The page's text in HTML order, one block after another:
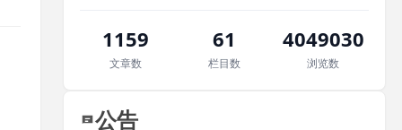
1159
文章数
61
栏目数
4049030
浏览数
公告